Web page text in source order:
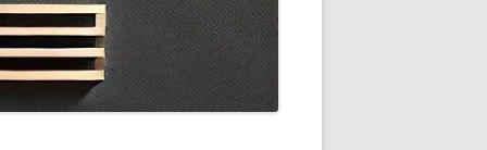
BILDGALLERI
DRUVSORTER